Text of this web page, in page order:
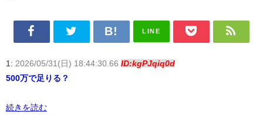
LINE
1: 2026/05/31(日) 18:44:30.66 ID:kgPJqiq0d
500万で足りる？
続きを読む